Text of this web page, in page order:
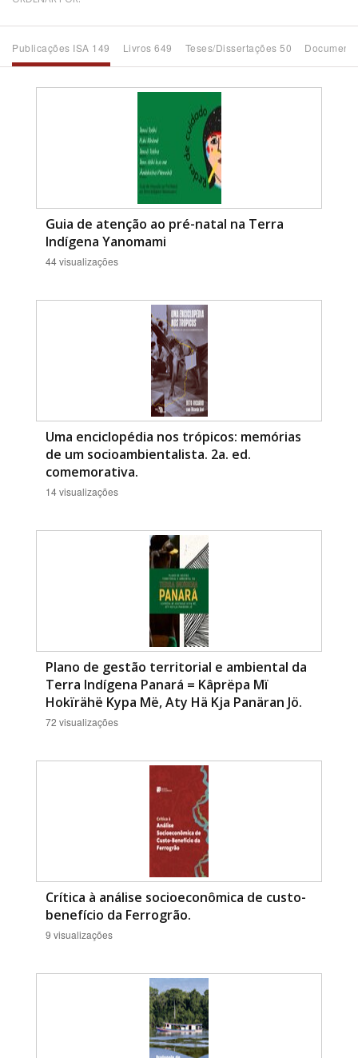
Área Protegida
Publicações ISA 149 Livros 649 Teses/Dissertações 50
Guia de atenção ao pré-natal na Terra
Indígena Yanomami
44 visualizações
Uma enciclopédia nos trópicos: memórias
de um socioambientalista. 2a. ed.
comemorativa.
14 visualizações
Plano de gestão territorial e ambiental da
Terra Indígena Panará = Kâprëpa Mï
Hokïrähë Kypa Më, Aty Hä Kja Panäran Jö.
72 visualizações
Crítica à análise socioeconômica de custo-
benefício da Ferrogrão.
9 visualizações